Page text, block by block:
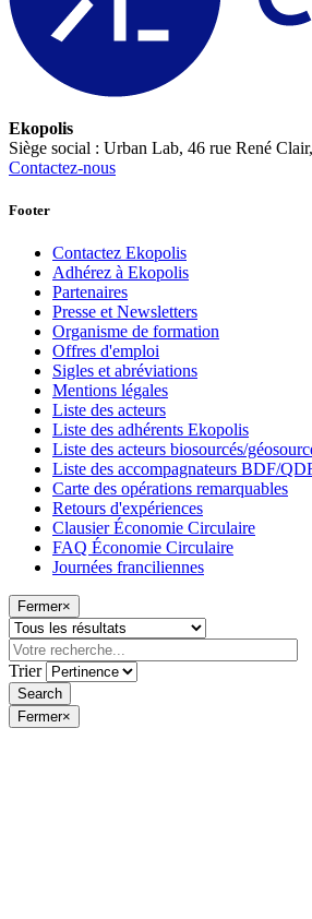
Ekopolis
Siège social : Urban Lab, 46 rue René
Contactez-nous
Footer
Contactez Ekopolis
Adhérez à Ekopolis
Partenaires
Presse et Newsletters
Organisme de formation
Offres d'emploi
Sigles et abréviations
Mentions légales
Liste des acteurs
Liste des adhérents Ekopolis
Liste des acteurs biosourcés/
Liste des accompagnateurs BDF/
Carte des opérations remarquables
Retours d'expériences
Clausier Économie Circulaire
FAQ Économie Circulaire
Journées franciliennes
Fermer×
Trier
Fermer×